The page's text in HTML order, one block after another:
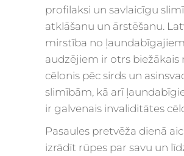
profilaksi un savlaicīgu
atklāšanu un ārstēšanu.
mirstība no ļaundabīgajiem
audzējiem ir otrs biežākais
cēlonis pēc sirds un
slimībām, kā arī
ir galvenais invaliditātes
Pasaules pretvēža dienā
izrādīt rūpes par savu un